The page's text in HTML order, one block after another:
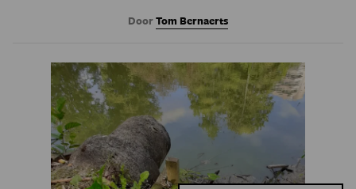
DoorTom Bernaerts